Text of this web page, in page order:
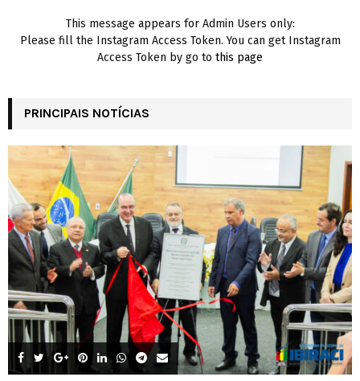
This message appears for Admin Users only:
Please fill the Instagram Access Token. You can get Instagram
Access Token by go to this page
PRINCIPAIS NOTÍCIAS